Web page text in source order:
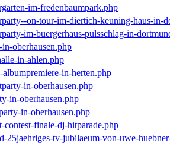
im-fredenbaumpark.php
on-tour-im-diertich-keuning-haus-in-
im-buergerhaus-pulsschlag-in-
oberhausen.php
in-ahlen.php
in-herten.php
in-oberhausen.php
in-oberhausen.php
in-oberhausen.php
contest-finale-dj-hitparade.php
25jaehriges-tv-jubilaeum-von-uwe-